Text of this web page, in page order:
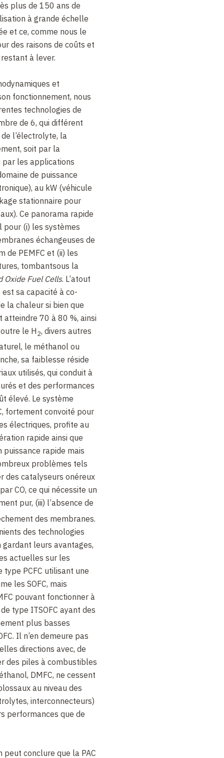
plus de 150 ans de
à grande échelle
et ce, comme nous le
des raisons de coûts et
à lever.
et
fonctionnement, nous
technologies de
de 6, qui différent
l’électrolyte, la
soit par la
par les applications
de puissance
au kW (véhicule
stationnaire pour
Ce panorama rapide
(i) les systèmes
échangeuses de
de PEMFC et (ii) les
tombantsous la
Oxide Fuel Cells. L’atout
sa capacité à co-
la chaleur si bien que
70 à 80 %, ainsi
le H2, divers autres
le méthanol ou
sa faiblesse réside
utilisés, qui conduit à
et des performances
élevé. Le système
fortement convoité pour
électriques, profite au
rapide ainsi que
puissance rapide mais
problèmes tels
des catalyseurs onéreux
CO, ce qui nécessite un
pur, (iii) l’absence de
des membranes.
des technologies
gardant leurs avantages,
actuelles sur les
PCFC utilisant une
les SOFC, mais
pouvant fonctionner à
type ITSOFC ayant des
plus basses
Il n’en demeure pas
directions avec, de
des piles à combustibles
DMFC, ne cessent
au niveau des
interconnecteurs)
performances que de
peut conclure que la PAC